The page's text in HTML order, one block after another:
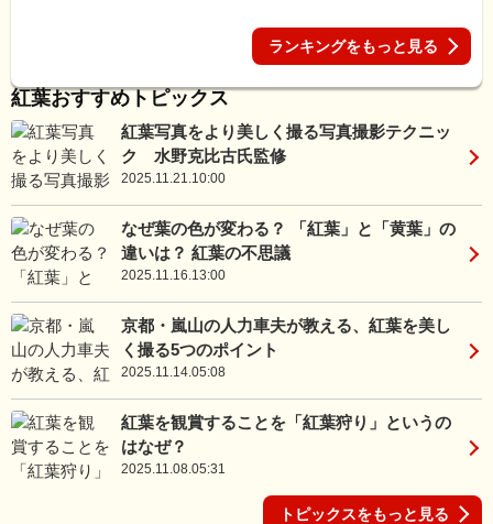
ランキングをもっと見る
紅葉おすすめトピックス
紅葉写真をより美しく撮る写真撮影テクニッ
ク 水野克比古氏監修
2025.11.21.10:00
なぜ葉の色が変わる？ 「紅葉」と「黄葉」の
違いは？ 紅葉の不思議
2025.11.16.13:00
京都・嵐山の人力車夫が教える、紅葉を美し
く撮る5つのポイント
2025.11.14.05:08
紅葉を観賞することを「紅葉狩り」というの
はなぜ？
2025.11.08.05:31
トピックスをもっと見る